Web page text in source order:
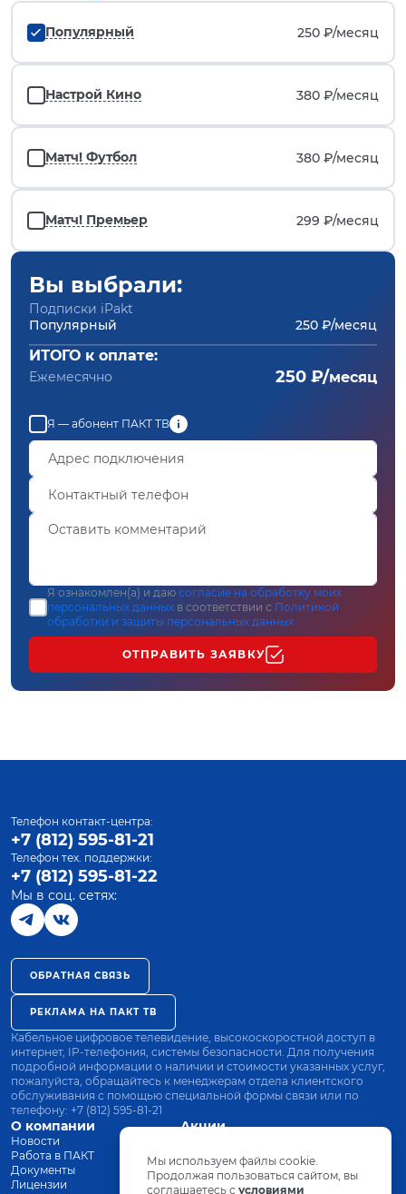
Популярный 250 ₽/месяц
Настрой Кино 380 ₽/месяц
Матч! Футбол 380 ₽/месяц
Матч! Премьер 299 ₽/месяц
Вы выбрали:
Подписки iPakt
Популярный
250 ₽/месяц
ИТОГО к оплате:
Ежемесячно 250 ₽/месяц
Я — абонент ПАКТ ТВ
Я ознакомлен(а) и даю согласие на обработку моих
персональных данных в соответствии с Политикой
обработки и защиты персональных данных
ОТПРАВИТЬ ЗАЯВКУ
О компании
Новости
Работа в ПАКТ
Документы
Лицензии
Акции
Оплата
Оборудование
Телефон контакт-центра:
+7 (812) 595-81-21
Телефон тех. поддержки:
+7 (812) 595-81-22
Мы в соц. сетях:
ОБРАТНАЯ СВЯЗЬ
РЕКЛАМА НА ПАКТ ТВ
Кабельное цифровое телевидение, высокоскоростной доступ в
интернет, IP-телефония, системы безопасности. Для получения
подробной информации о наличии и стоимости указанных услуг,
пожалуйста, обращайтесь к менеджерам отдела клиентского
обслуживания с помощью специальной формы связи или по
телефону: +7 (812) 595-81-21
Мы используем файлы cookie.
Продолжая пользоваться сайтом, вы
соглашаетесь с условиями